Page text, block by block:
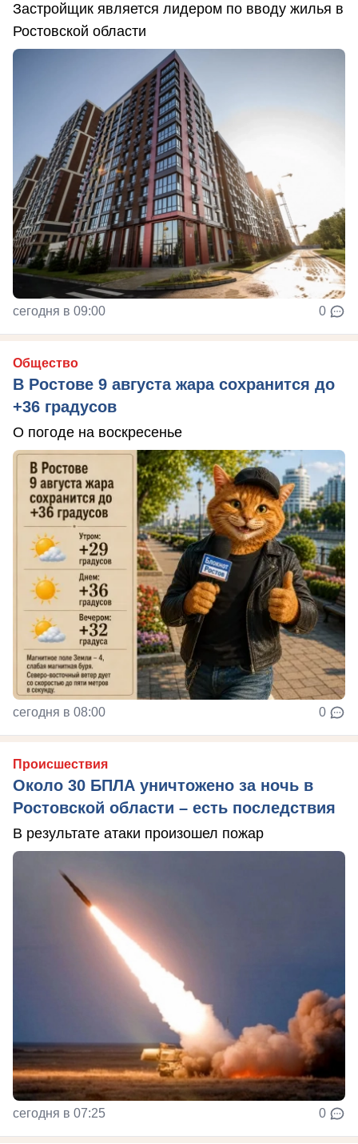
Застройщик является лидером по вводу жилья в
Ростовской области
сегодня в 09:00 0
Общество
В Ростове 9 августа жара сохранится до
+36 градусов
О погоде на воскресенье
сегодня в 08:00 0
Происшествия
Около 30 БПЛА уничтожено за ночь в
Ростовской области – есть последствия
В результате атаки произошел пожар
сегодня в 07:25 0